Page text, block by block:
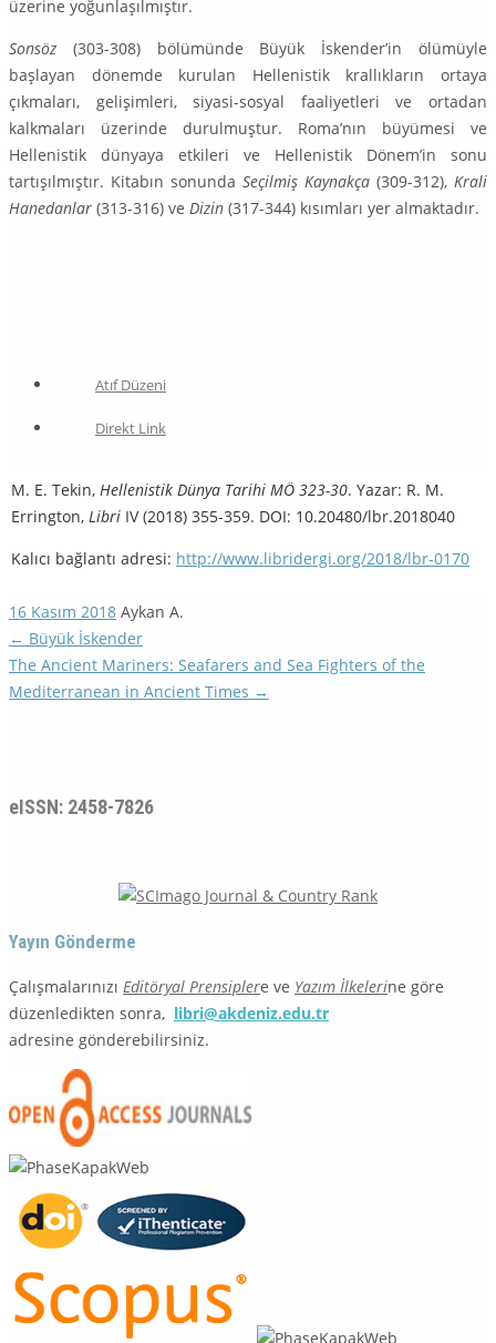
üzerine yo­ğunlaşılmıştır.
Sonsöz (303-308) bölümünde Büyük İskender’in ölümüyle
başlayan dö­nemde kurulan Hellenistik krallıkların ortaya
çıkmaları, gelişimleri, siyasi-sos­yal faaliyetleri ve ortadan
kalkmaları üzerinde durulmuştur. Roma’nın büyü­mesi ve
Hellenistik dünyaya etkileri ve Hellenistik Dönem’in sonu
tartışılmış­tır. Kitabın sonunda Seçilmiş Kaynakça (309-312), Krali
Hanedanlar (313-316) ve Dizin (317-344) kısımları yer almaktadır.
Atıf Düzeni
Direkt Link
M. E. Tekin, Hellenistik Dünya Tarihi MÖ 323-30. Yazar: R. M.
Errington, Libri IV (2018) 355-359. DOI: 10.20480/lbr.2018040
Kalıcı bağlantı adresi: http://www.libridergi.org/2018/lbr-0170
16 Kasım 2018 Aykan A.
← Büyük İskender
The Ancient Mariners: Seafarers and Sea Fighters of the
Mediterranean in Ancient Times →
eISSN: 2458-7826
Yayın Gönderme
Çalışmalarınızı Editöryal Prensiplere ve Yazım İlkelerine göre
düzenledikten sonra, libri@akdeniz.edu.tr
adresine gönderebilirsiniz.